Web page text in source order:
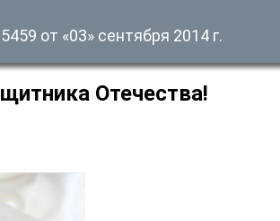
от «03» сентября 2014 г.
Отечества!